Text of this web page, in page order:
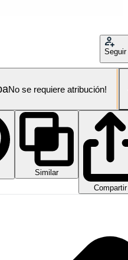
Seguir
No se requiere atribución!
Similar
Compartir